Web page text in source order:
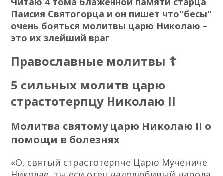
Паисия Святогорца и он пишет что"бесы"
очень бояться молитвы царю Николаю –
это их злейший враг
Православные молитвы ☦
5 сильных молитв царю
страстотерпцу Николаю II
Молитва святому царю Николаю II о
помощи в болезнях
«О, святый страстотерпче Царю Мучениче